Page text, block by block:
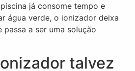
já consome tempo e
água verde, o ionizador deixa
passa a ser uma solução
talvez